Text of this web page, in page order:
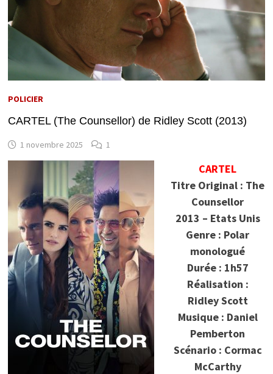
POLICIER
CARTEL (The Counsellor) de Ridley Scott (2013)
1 novembre 2025 1
CARTEL
Titre Original : The
Counsellor
2013 – Etats Unis
Genre : Polar
monologué
Durée : 1h57
Réalisation :
Ridley Scott
Musique : Daniel
Pemberton
Scénario : Cormac
McCarthy